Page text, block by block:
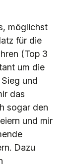
möglichst
für die
(Top 3
um die
und
das
sogar den
und mir
Dazu